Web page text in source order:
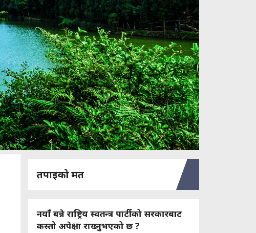
तपाइको मत
नयाँ बन्ने राष्ट्रिय स्वतन्त्र पार्टीको सरकारबाट
कस्तो अपेक्षा राख्नुभएको छ ?